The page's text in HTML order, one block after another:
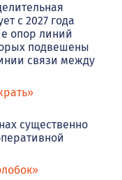
с 2027 года
опор линий
подвешены
связи между
существенно